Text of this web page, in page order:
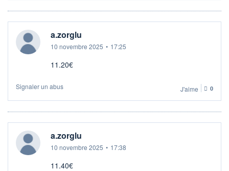
a.zorglu
10 novembre 2025 • 17:25
11.20€
Signaler un abus J'aime 0
a.zorglu
10 novembre 2025 • 17:38
11.40€